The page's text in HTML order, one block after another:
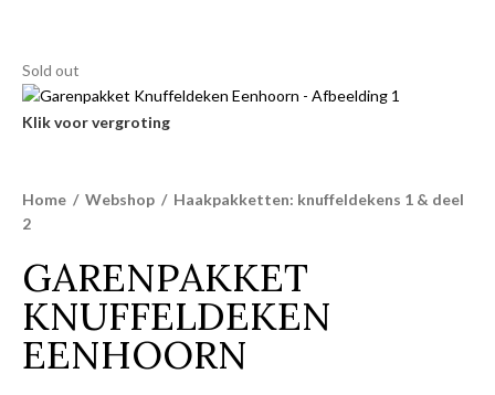
Sold out
Klik voor vergroting
Home / Webshop / Haakpakketten: knuffeldekens 1 & deel
2
GARENPAKKET
KNUFFELDEKEN
EENHOORN